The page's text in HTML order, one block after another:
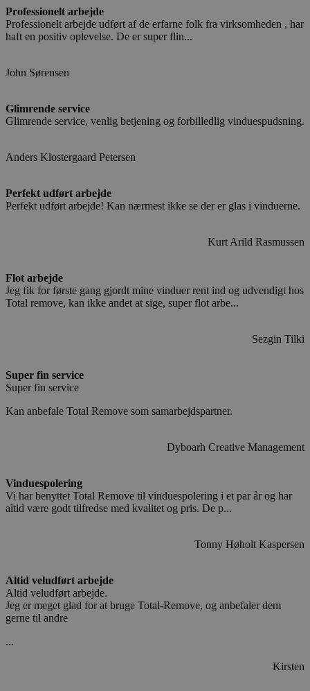
Professionelt arbejde
Professionelt arbejde udført af de erfarne folk fra virksomheden , har
haft en positiv oplevelse. De er super flin...
John Sørensen
Glimrende service
Glimrende service, venlig betjening og forbilledlig vinduespudsning.
Anders Klostergaard Petersen
Perfekt udført arbejde
Perfekt udført arbejde! Kan nærmest ikke se der er glas i vinduerne.
Kurt Arild Rasmussen
Flot arbejde
Jeg fik for første gang gjordt mine vinduer rent ind og udvendigt hos
Total remove, kan ikke andet at sige, super flot arbe...
Sezgin Tilki
Super fin service
Super fin service
Kan anbefale Total Remove som samarbejdspartner.
Dyboarh Creative Management
Vinduespolering
Vi har benyttet Total Remove til vinduespolering i et par år og har
altid være godt tilfredse med kvalitet og pris. De p...
Tonny Høholt Kaspersen
Altid veludført arbejde
Altid veludført arbejde.
Jeg er meget glad for at bruge Total-Remove, og anbefaler dem
gerne til andre
...
Kirsten